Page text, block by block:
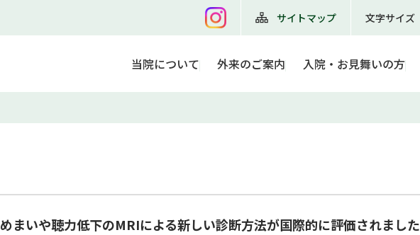
サイトマップ 文字サイズ
当院について 外来のご案内 入院・お見舞いの方
めまいや聴力低下のMRIによる新しい診断方法が国際的に評価されました